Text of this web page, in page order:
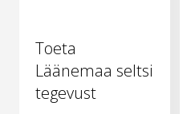
Toeta
Läänemaa seltsi
tegevust